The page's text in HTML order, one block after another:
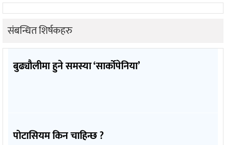
संबन्धित शिर्षकहरु
बुढ्यौलीमा हुने समस्या ‘सार्कोपेनिया’
पोटासियम किन चाहिन्छ ?